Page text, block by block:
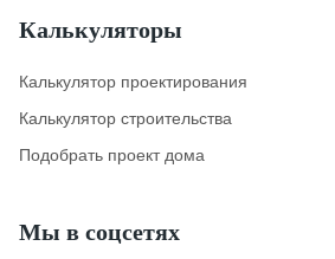
Калькуляторы
Калькулятор проектирования
Калькулятор строительства
Подобрать проект дома
Мы в соцсетях